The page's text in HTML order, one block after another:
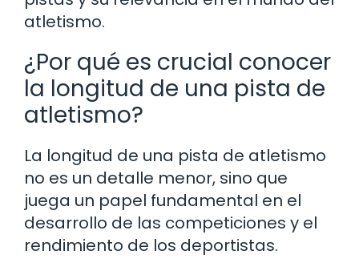
atletismo.
¿Por qué es crucial conocer
la longitud de una pista de
atletismo?
La longitud de una pista de atletismo
no es un detalle menor, sino que
juega un papel fundamental en el
desarrollo de las competiciones y el
rendimiento de los deportistas.